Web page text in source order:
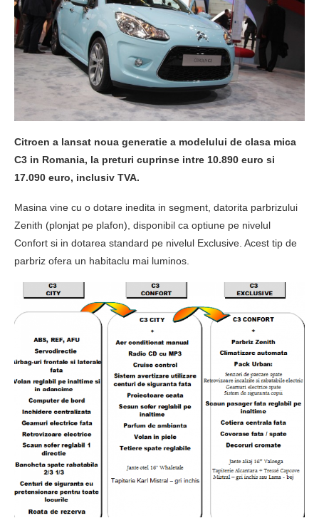
Citroen a lansat noua generatie a modelului de clasa mica
C3 in Romania, la preturi cuprinse intre 10.890 euro si
17.090 euro, inclusiv TVA.
Masina vine cu o dotare inedita in segment, datorita parbrizului
Zenith (plonjat pe plafon), disponibil ca optiune pe nivelul
Confort si in dotarea standard pe nivelul Exclusive. Acest tip de
parbriz ofera un habitaclu mai luminos.